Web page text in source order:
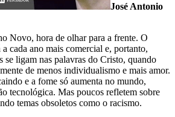
José Antonio
Novo, hora de olhar para a frente. O
cada ano mais comercial e, portanto,
se ligam nas palavras do Cristo, quando
de menos individualismo e mais amor.
e a fome só aumenta no mundo,
tecnológica. Mas poucos refletem sobre
temas obsoletos como o racismo.